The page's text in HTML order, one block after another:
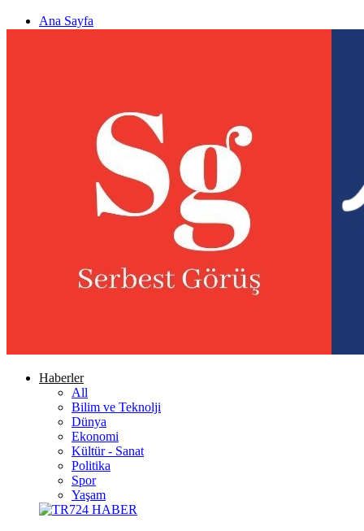
Ana Sayfa
Haberler
All
Bilim ve Teknolji
Dünya
Ekonomi
Kültür - Sanat
Politika
Spor
Yaşam